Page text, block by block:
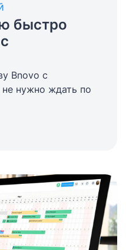
быстро
Bnovo c
нужно ждать по
новый